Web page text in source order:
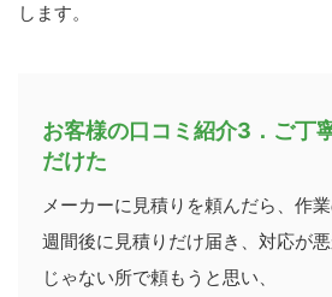
します。
お客様の口コミ紹介3．ご丁
だけた
メーカーに見積りを頼んだら、作
週間後に見積りだけ届き、対応が
じゃない所で頼もうと思い、